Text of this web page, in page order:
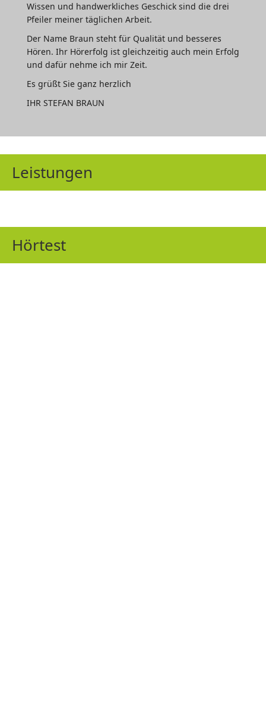
Wissen und handwerkliches Geschick sind die drei
Pfeiler meiner täglichen Arbeit.
Der Name Braun steht für Qualität und besseres
Hören. Ihr Hörerfolg ist gleichzeitig auch mein Erfolg
und dafür nehme ich mir Zeit.
Es grüßt Sie ganz herzlich
IHR STEFAN BRAUN
Leistungen
Hörtest